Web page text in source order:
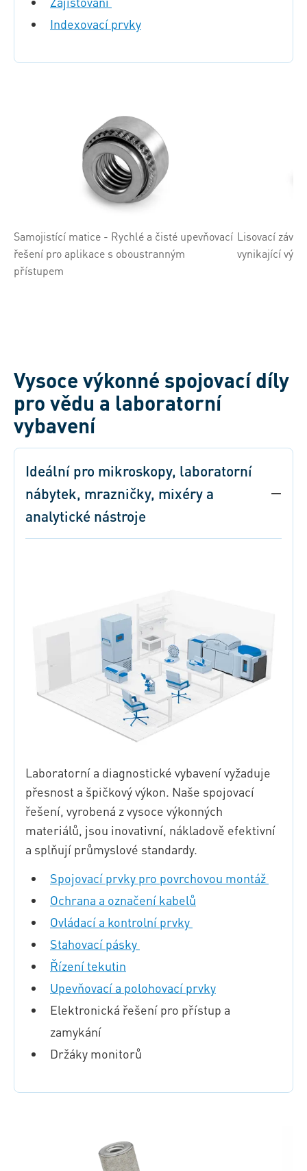
Indexovací prvky
Samojistící matice - Rychlé a čisté upevňovací
řešení pro aplikace s oboustranným
přístupem
Lisovací
vynikající
Vysoce výkonné spojovací díly
pro vědu a laboratorní
vybavení
Ideální pro mikroskopy, laboratorní
nábytek, mrazničky, mixéry a
analytické nástroje
Laboratorní a diagnostické vybavení vyžaduje
přesnost a špičkový výkon. Naše spojovací
řešení, vyrobená z vysoce výkonných
materiálů, jsou inovativní, nákladově efektivní
a splňují průmyslové standardy.
Spojovací prvky pro povrchovou montáž
Ochrana a označení kabelů
Ovládací a kontrolní prvky
Stahovací pásky
Řízení tekutin
Upevňovací a polohovací prvky
Elektronická řešení pro přístup a
zamykání
Držáky monitorů